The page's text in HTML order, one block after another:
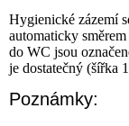
Hygienické zázemí
automaticky
do WC jsou
je dostatečný (šířka
Poznámky: